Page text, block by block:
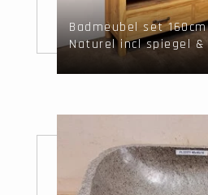
Badmeubel set 160cm
Naturel incl spiegel &
waskommen